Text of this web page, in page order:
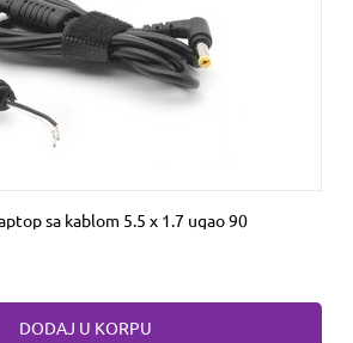
sa kablom 5.5 x 1.7 ugao 90
DODAJ U KORPU